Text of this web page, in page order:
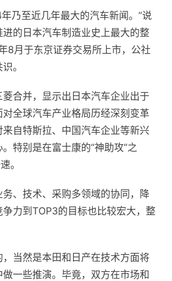
乃至近几年最大的汽车新闻。”说
进的日本汽车制造业史上最大的整
8月于东京证券交易所上市，公社
。
合并，显示出日本汽车企业出于
全球汽车产业格局历经深刻变革
自特斯拉、中国汽车企业等新兴
特别是在富士康的“神助攻”之
。
务、技术、采购多领域的协同，降
力到TOP3的目标也比较宏大，整
当然是本田和日产在技术方面将
一些推演。毕竟，双方在市场和